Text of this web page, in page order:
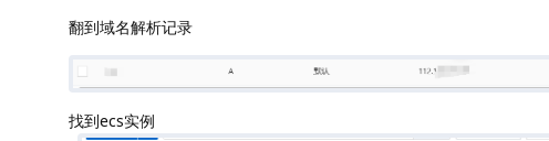
翻到域名解析记录
找到ecs实例